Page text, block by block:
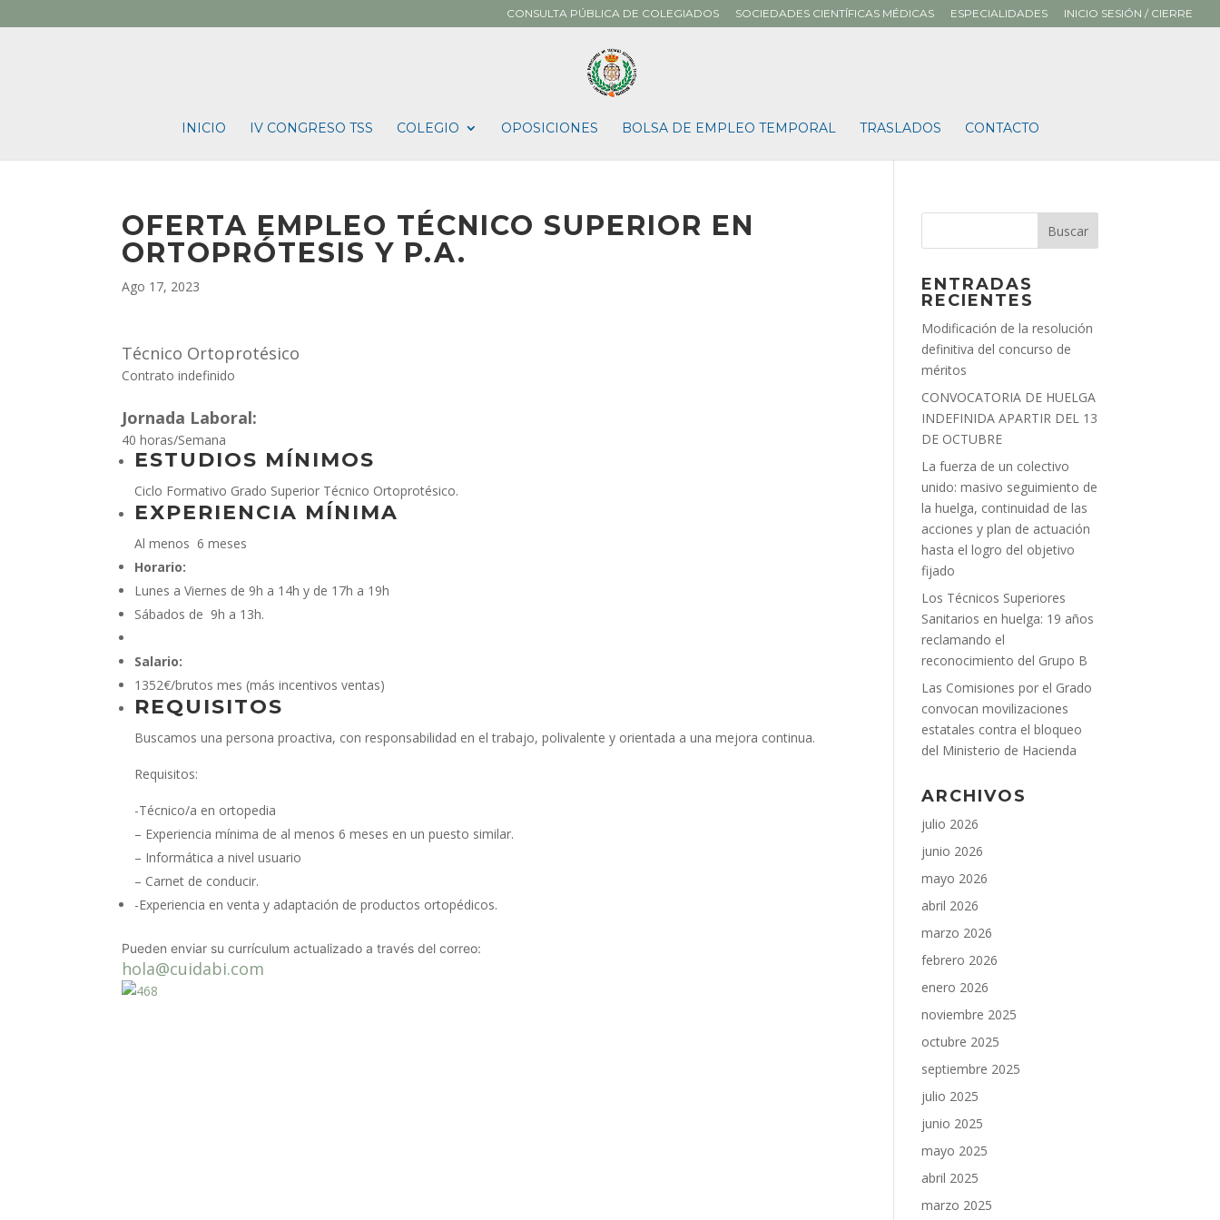
CONSULTA PÚBLICA DE COLEGIADOS SOCIEDADES CIENTÍFICAS MÉDICAS ESPECIALIDADES INICIO SESIÓN / CIERRE
INICIO IV CONGRESO TSS COLEGIO OPOSICIONES BOLSA DE EMPLEO TEMPORAL TRASLADOS CONTACTO
OFERTA EMPLEO TÉCNICO SUPERIOR EN
ORTOPRÓTESIS Y P.A.
Ago 17, 2023
Técnico Ortoprotésico
Contrato indefinido
Jornada Laboral:
40 horas/Semana
ESTUDIOS MÍNIMOS
Ciclo Formativo Grado Superior Técnico Ortoprotésico.
EXPERIENCIA MÍNIMA
Al menos 6 meses
Horario:
Lunes a Viernes de 9h a 14h y de 17h a 19h
Sábados de 9h a 13h.
Salario:
1352€/brutos mes (más incentivos ventas)
REQUISITOS
Buscamos una persona proactiva, con responsabilidad en el trabajo, polivalente y orientada a una mejora continua.
Requisitos:
-Técnico/a en ortopedia
– Experiencia mínima de al menos 6 meses en un puesto similar.
– Informática a nivel usuario
– Carnet de conducir.
-Experiencia en venta y adaptación de productos ortopédicos.
Pueden enviar su currículum actualizado a través del correo:
hola@cuidabi.com
ENTRADAS
RECIENTES
Modificación de la resolución
definitiva del concurso de
méritos
CONVOCATORIA DE HUELGA
INDEFINIDA APARTIR DEL 13
DE OCTUBRE
La fuerza de un colectivo
unido: masivo seguimiento de
la huelga, continuidad de las
acciones y plan de actuación
hasta el logro del objetivo
fijado
Los Técnicos Superiores
Sanitarios en huelga: 19 años
reclamando el
reconocimiento del Grupo B
Las Comisiones por el Grado
convocan movilizaciones
estatales contra el bloqueo
del Ministerio de Hacienda
ARCHIVOS
julio 2026
junio 2026
mayo 2026
abril 2026
marzo 2026
febrero 2026
enero 2026
noviembre 2025
octubre 2025
septiembre 2025
julio 2025
junio 2025
mayo 2025
abril 2025
marzo 2025